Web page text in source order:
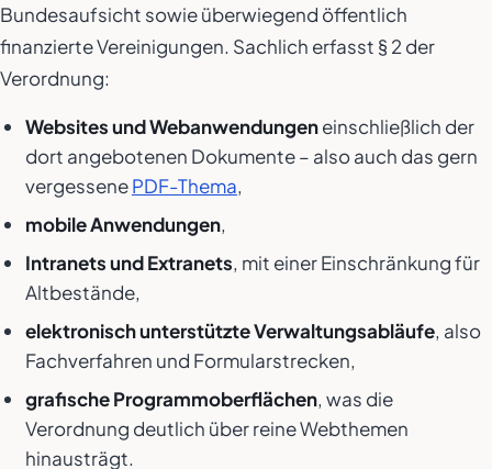
Bundesaufsicht sowie überwiegend öffentlich
finanzierte Vereinigungen. Sachlich erfasst § 2 der
Verordnung:
Websites und Webanwendungeneinschließlich der
dort angebotenen Dokumente – also auch das gern
vergessenePDF-Thema,
mobile Anwendungen,
Intranets und Extranets, mit einer Einschränkung für
Altbestände,
elektronisch unterstützte Verwaltungsabläufe, also
Fachverfahren und Formularstrecken,
grafische Programmoberflächen, was die
Verordnung deutlich über reine Webthemen
hinausträgt.